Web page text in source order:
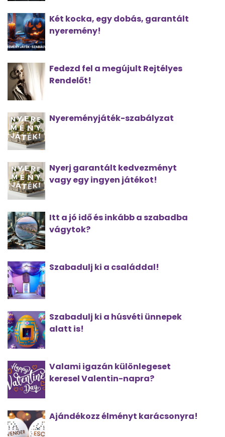
Két kocka, egy dobás, garantált
nyeremény!
Fedezd fel a megújult Rejtélyes
Rendelőt!
Nyereményjáték-szabályzat
Nyerj garantált kedvezményt
vagy egy ingyen játékot!
Itt a jó idő és inkább a szabadba
vágytok?
Szabadulj ki a családdal!
Szabadulj ki a húsvéti ünnepek
alatt is!
Valami igazán különlegeset
keresel Valentin-napra?
Ajándékozz élményt karácsonyra!